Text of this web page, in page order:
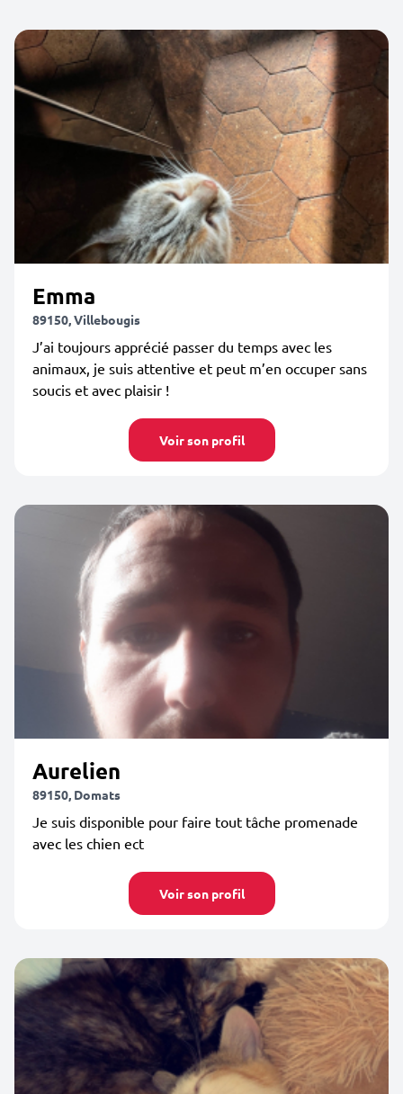
Emma
89150, Villebougis
J’ai toujours apprécié passer du temps avec les
animaux, je suis attentive et peut m’en occuper sans
soucis et avec plaisir !
Voir son profil
Aurelien
89150, Domats
Je suis disponible pour faire tout tâche promenade
avec les chien ect
Voir son profil